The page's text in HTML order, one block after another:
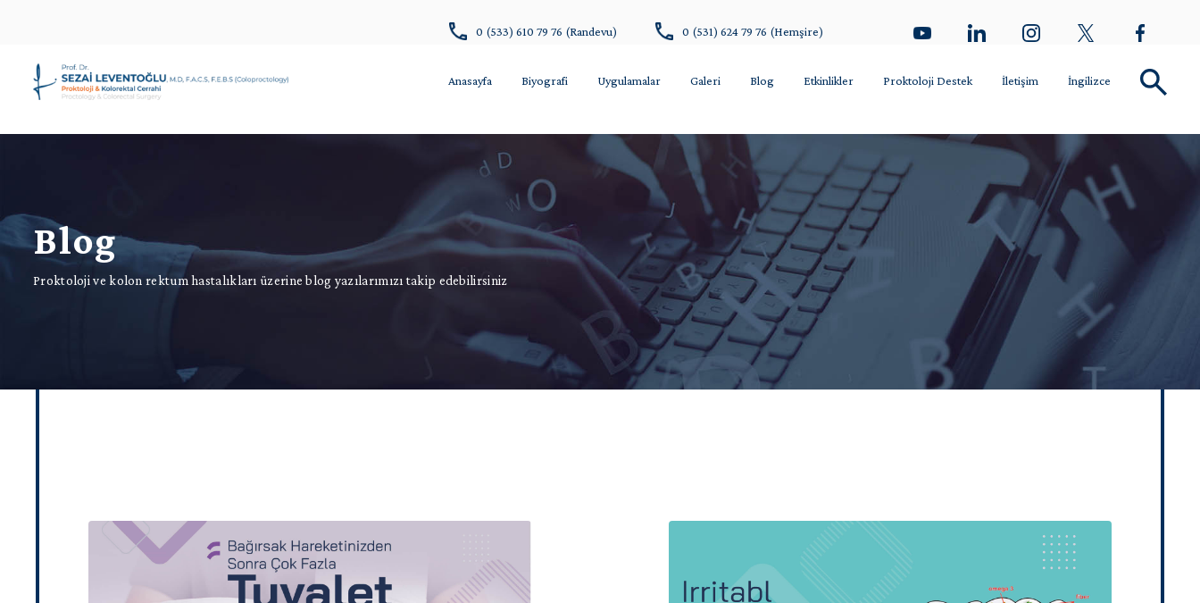
0 (533) 610 79 76 (Randevu) 0 (531) 624 79 76 (Hemşire)
Anasayfa Biyografi Uygulamalar Galeri Blog Etkinlikler Proktoloji Destek İletişim İngilizce
Blog
Proktoloji ve kolon rektum hastalıkları üzerine blog yazılarımızı takip edebilirsiniz